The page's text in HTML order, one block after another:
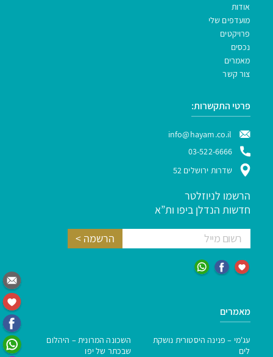
אודות
מועדפים שלי
פרויקטים
נכסים
מאמרים
צור קשר
פרטי התקשרות:
info@hayam.co.il
03-522-6666
שדרות ירושלים 52
הרשמו לניוזלטר
חדשות הנדלן ביפו ות”א
מאמרים
עג'מי – פנינה היסטורית נושקת
לים
השכונה המרונית – היהלום
שבכתר של יפו